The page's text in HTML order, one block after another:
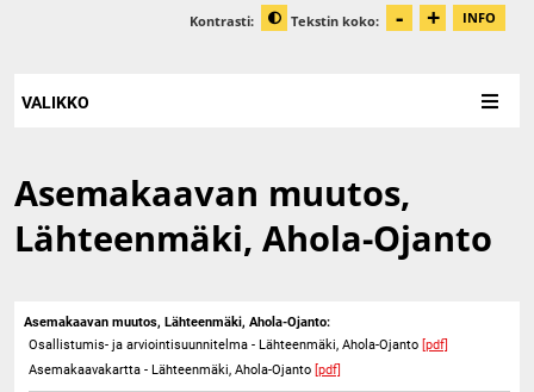
Kontrasti: Muuta kontrastia
Tekstin koko: - + INFO
VALIKKO
Asemakaavan muutos,
Lähteenmäki, Ahola-Ojanto
Asemakaavan muutos, Lähteenmäki, Ahola-Ojanto:
Osallistumis- ja arviointisuunnitelma - Lähteenmäki, Ahola-Ojanto [pdf]
Asemakaavakartta - Lähteenmäki, Ahola-Ojanto [pdf]